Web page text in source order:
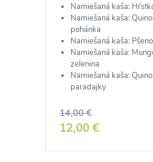
Namiešaná kaša:
Namiešaná kaša:
pohánka
Namiešaná kaša:
Namiešaná kaša:
zelenina
Namiešaná kaša:
paradajky
14,00 €
12,00 €